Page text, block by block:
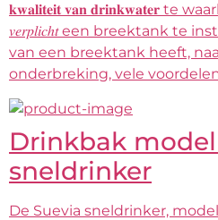
𝐤𝐰𝐚𝐥𝐢𝐭𝐞𝐢𝐭 𝐯𝐚𝐧 𝐝𝐫𝐢𝐧𝐤𝐰𝐚𝐭𝐞𝐫 te
𝑣𝑒𝑟𝑝𝑙𝑖𝑐ℎ𝑡 een breektank te
van een breektank heeft,
onderbreking, vele
Drinkbak
sneldrinker
De Suevia sneldrinker,